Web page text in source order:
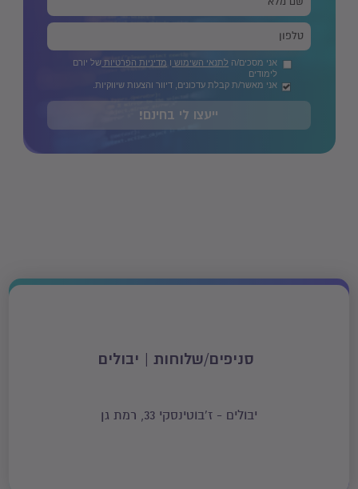
אני מסכים/ה לתנאי השימוש ו מדיניות הפרטיות של יורם
לימודים
אני מאשר/ת קבלת עדכונים, דיוור והצעות שיווקיות.
ייעצו לי בחינם!
סניפים/שלוחות | יבולים
יבולים - ז'בוטינסקי 33, רמת גן